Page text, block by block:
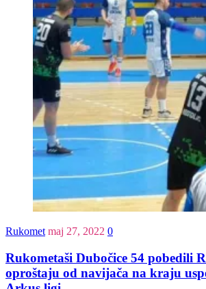
Rukomet maj 27, 2022 0
Rukometaši Dubočice 54 pobedili
oproštaju od navijača na kraju